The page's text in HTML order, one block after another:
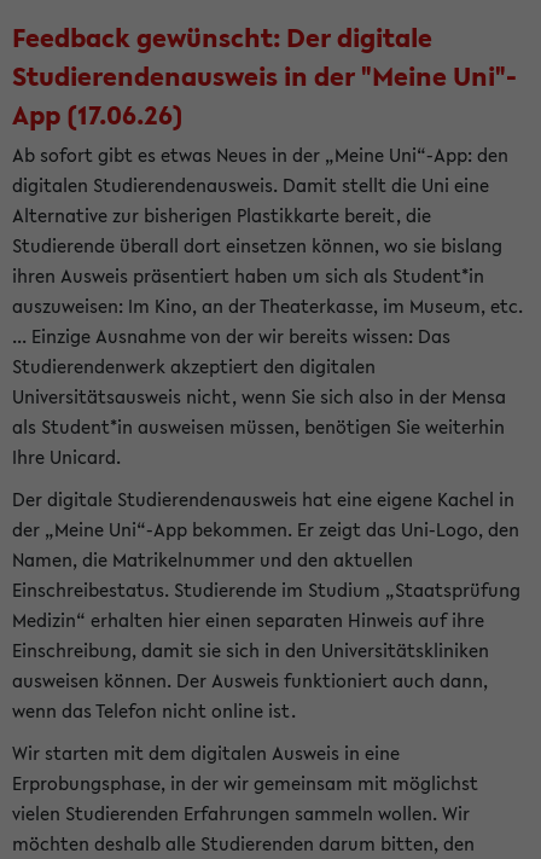
Feedback gewünscht: Der digitale
Studierendenausweis in der "Meine Uni"-
App (17.06.26)
Ab sofort gibt es etwas Neues in der „Meine Uni“-App: den
digitalen Studierendenausweis. Damit stellt die Uni eine
Alternative zur bisherigen Plastikkarte bereit, die
Studierende überall dort einsetzen können, wo sie bislang
ihren Ausweis präsentiert haben um sich als Student*in
auszuweisen: Im Kino, an der Theaterkasse, im Museum, etc.
... Einzige Ausnahme von der wir bereits wissen: Das
Studierendenwerk akzeptiert den digitalen
Universitätsausweis nicht, wenn Sie sich also in der Mensa
als Student*in ausweisen müssen, benötigen Sie weiterhin
Ihre Unicard.
Der digitale Studierendenausweis hat eine eigene Kachel in
der „Meine Uni“-App bekommen. Er zeigt das Uni-Logo, den
Namen, die Matrikelnummer und den aktuellen
Einschreibestatus. Studierende im Studium „Staatsprüfung
Medizin“ erhalten hier einen separaten Hinweis auf ihre
Einschreibung, damit sie sich in den Universitätskliniken
ausweisen können. Der Ausweis funktioniert auch dann,
wenn das Telefon nicht online ist.
Wir starten mit dem digitalen Ausweis in eine
Erprobungsphase, in der wir gemeinsam mit möglichst
vielen Studierenden Erfahrungen sammeln wollen. Wir
möchten deshalb alle Studierenden darum bitten, den